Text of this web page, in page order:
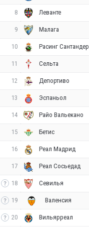
8 Леванте
9 Малага
10 Расинг Сантандер
11 Сельта
12 Депортиво
13 Эспаньол
14 Райо Вальекано
15 Бетис
16 Реал Мадрид
17 Реал Сосьедад
18 Севилья
19 Валенсия
20 Вильярреал